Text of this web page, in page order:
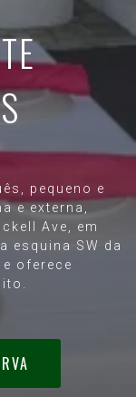
pequeno e
e externa,
Ave, em
esquina SW da
oferece